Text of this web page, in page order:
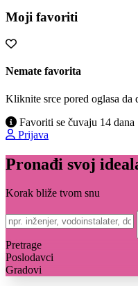
Moji favoriti
Nemate favorita
Kliknite srce pored oglasa da
Favoriti se čuvaju 14 dana
Prijava
Pronađi svoj
Korak bliže tvom snu
Pretrage
Poslodavci
Gradovi